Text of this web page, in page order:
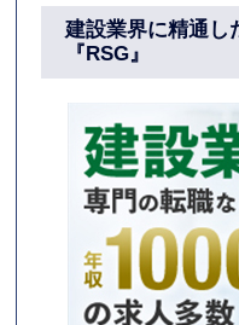
建設業界に精通し
『RSG』